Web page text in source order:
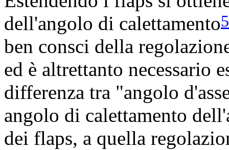
dell'angolo di calettamento5
ben consci della
ed è altrettanto necessario
differenza tra "angolo
angolo di calettamento
dei flaps, a quella